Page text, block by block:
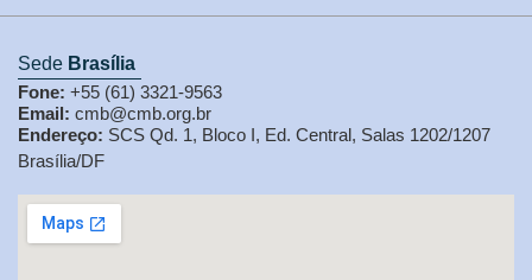
Sede Brasília
Fone: +55 (61) 3321-9563
Email: cmb@cmb.org.br
Endereço: SCS Qd. 1, Bloco I, Ed. Central, Salas 1202/1207
Brasília/DF